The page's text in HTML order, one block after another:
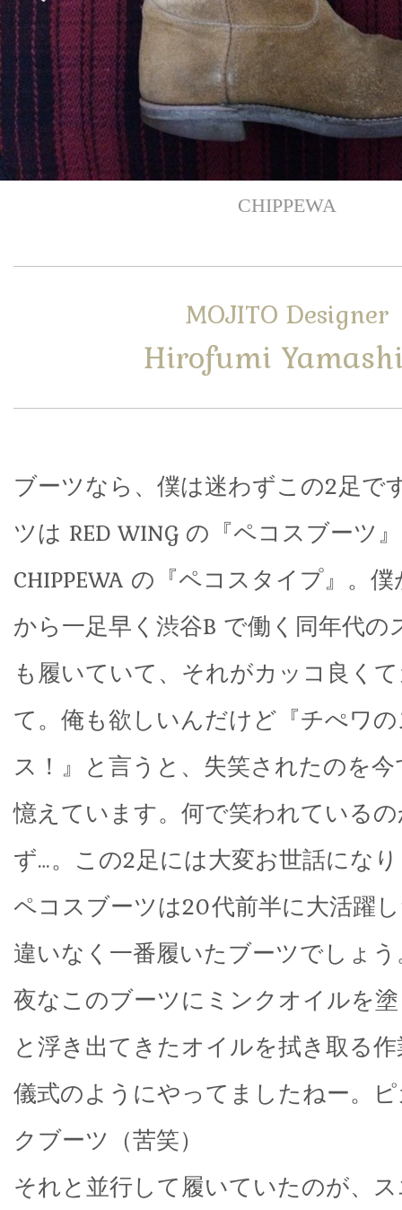
CHIPPEWA
PREV
MOJITO Designer
Hirofumi
ブーツなら、僕は迷わずこの2足で
ツは RED WING の『ペコスブーツ
CHIPPEWA の『ペコスタイプ』。
から一足早く渋谷B で働く同年代
も履いていて、それがカッコ良く
て。俺も欲しいんだけど『チぺワ
ス！』と言うと、失笑されたのを
憶えています。何で笑われている
ず…。この2足には大変お世話にな
ペコスブーツは20代前半に大活躍
違いなく一番履いたブーツでしょ
夜なこのブーツにミンクオイルを
と浮き出てきたオイルを拭き取る
儀式のようにやってましたねー。
クブーツ（苦笑）
それと並行して履いていたのが、